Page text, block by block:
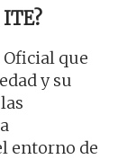
que
y su
entorno de